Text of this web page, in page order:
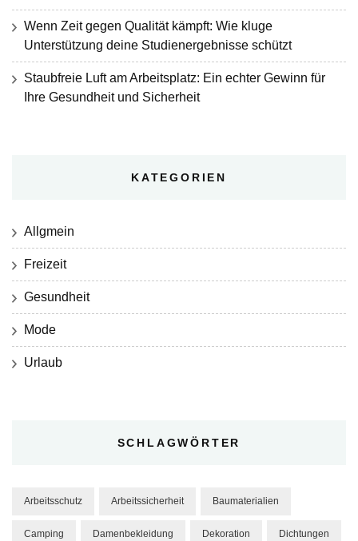
Wenn Zeit gegen Qualität kämpft: Wie kluge
Unterstützung deine Studienergebnisse schützt
Staubfreie Luft am Arbeitsplatz: Ein echter Gewinn für
Ihre Gesundheit und Sicherheit
KATEGORIEN
Allgmein
Freizeit
Gesundheit
Mode
Urlaub
SCHLAGWÖRTER
Arbeitsschutz Arbeitssicherheit Baumaterialien
Camping Damenbekleidung Dekoration Dichtungen